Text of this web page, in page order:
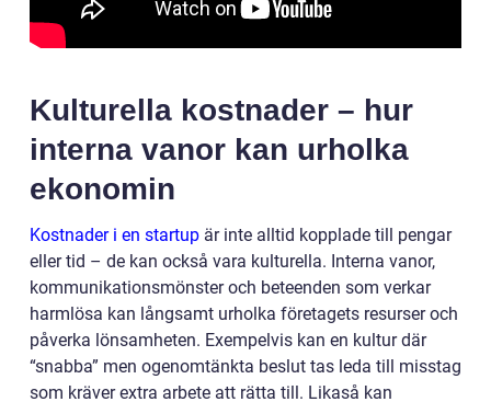
Kulturella kostnader – hur
interna vanor kan urholka
ekonomin
Kostnader i en startup är inte alltid kopplade till pengar
eller tid – de kan också vara kulturella. Interna vanor,
kommunikationsmönster och beteenden som verkar
harmlösa kan långsamt urholka företagets resurser och
påverka lönsamheten. Exempelvis kan en kultur där
“snabba” men ogenomtänkta beslut tas leda till misstag
som kräver extra arbete att rätta till. Likaså kan